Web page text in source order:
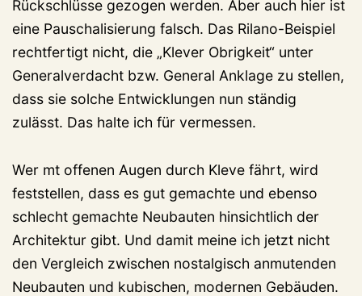
Rückschlüsse gezogen werden. Aber auch hier ist
eine Pauschalisierung falsch. Das Rilano-Beispiel
rechtfertigt nicht, die „Klever Obrigkeit“ unter
Generalverdacht bzw. General Anklage zu stellen,
dass sie solche Entwicklungen nun ständig
zulässt. Das halte ich für vermessen.
Wer mt offenen Augen durch Kleve fährt, wird
feststellen, dass es gut gemachte und ebenso
schlecht gemachte Neubauten hinsichtlich der
Architektur gibt. Und damit meine ich jetzt nicht
den Vergleich zwischen nostalgisch anmutenden
Neubauten und kubischen, modernen Gebäuden.